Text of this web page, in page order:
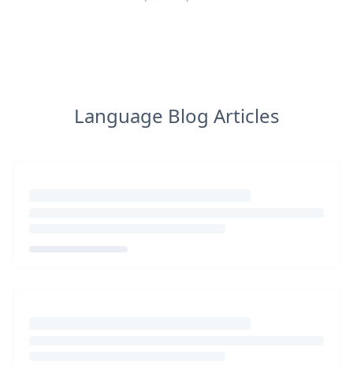
Language Blog Articles